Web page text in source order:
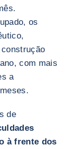
os
com mais
a
de
à frente dos